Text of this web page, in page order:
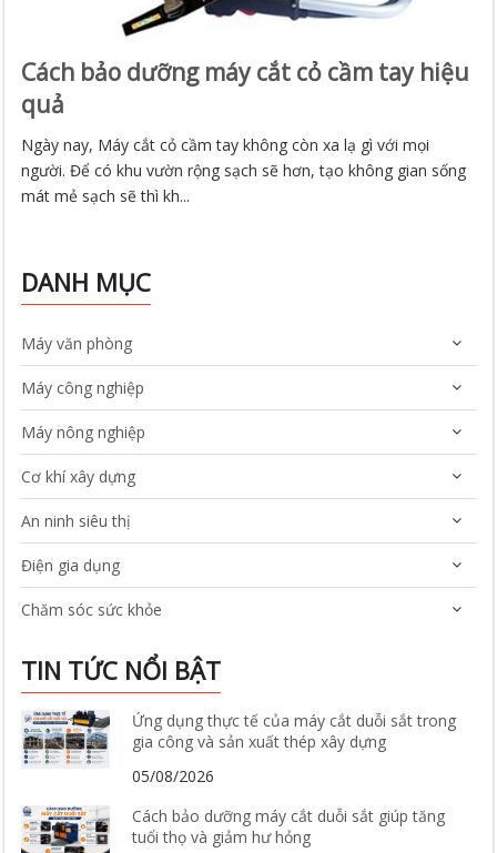
Cách bảo dưỡng máy cắt cỏ cầm tay hiệu
quả
Ngày nay, Máy cắt cỏ cầm tay không còn xa lạ gì với mọi
người. Để có khu vườn rộng sạch sẽ hơn, tạo không gian sống
mát mẻ sạch sẽ thì kh...
DANH MỤC
Máy văn phòng
Máy công nghiệp
Máy nông nghiệp
Cơ khí xây dựng
An ninh siêu thị
Điện gia dụng
Chăm sóc sức khỏe
TIN TỨC NỔI BẬT
Ứng dụng thực tế của máy cắt duỗi sắt trong
gia công và sản xuất thép xây dựng
05/08/2026
Cách bảo dưỡng máy cắt duỗi sắt giúp tăng
tuổi thọ và giảm hư hỏng